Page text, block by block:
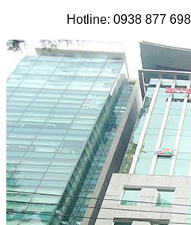
Hotline: 0938 877 698